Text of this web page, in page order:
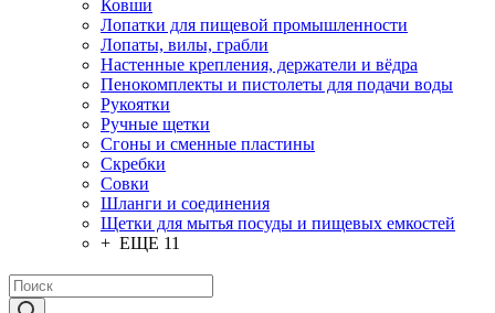
Ковши
Лопатки для пищевой промышленности
Лопаты, вилы, грабли
Настенные крепления, держатели и вёдра
Пенокомплекты и пистолеты для подачи воды
Рукоятки
Ручные щетки
Сгоны и сменные пластины
Скребки
Совки
Шланги и соединения
Щетки для мытья посуды и пищевых емкостей
+ ЕЩЕ 11